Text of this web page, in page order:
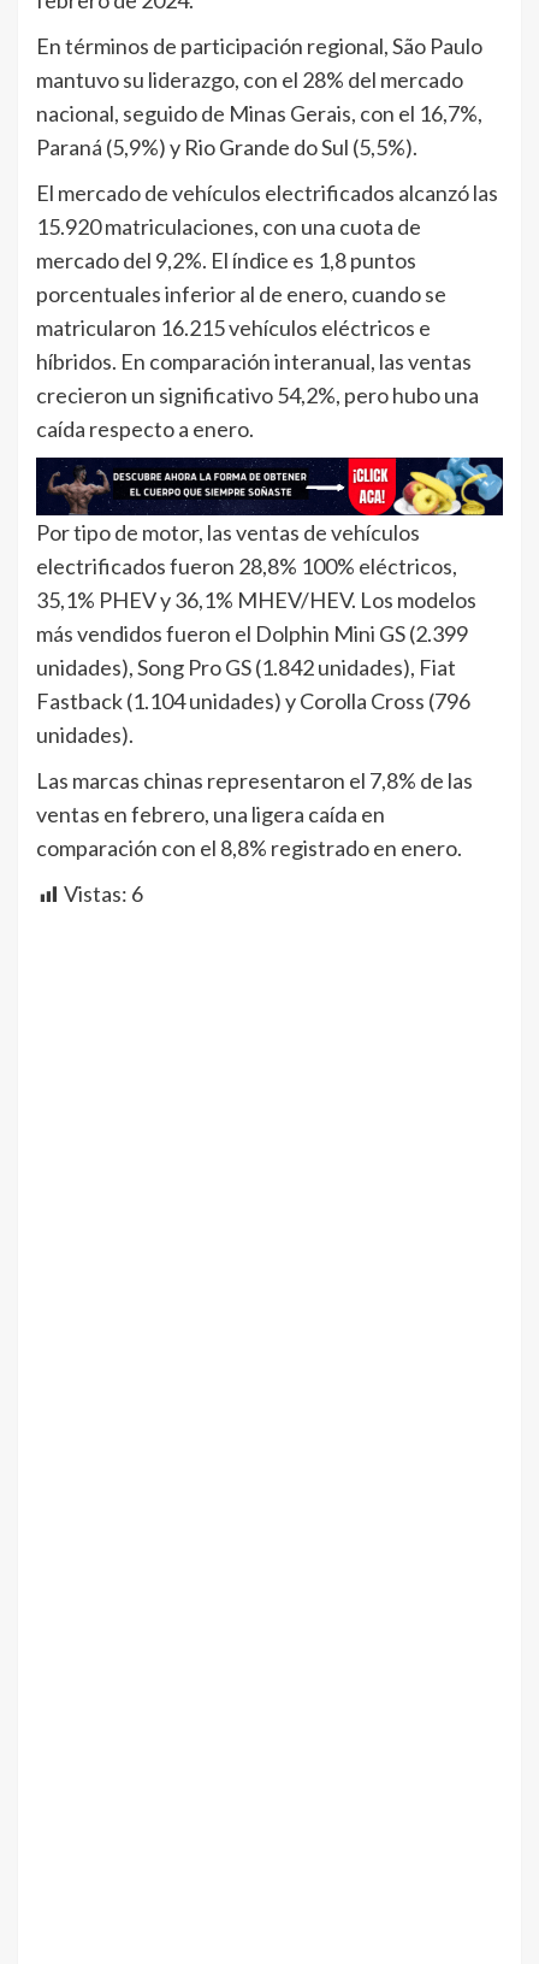
En términos de participación regional, São Paulo
mantuvo su liderazgo, con el 28% del mercado
nacional, seguido de Minas Gerais, con el 16,7%,
Paraná (5,9%) y Rio Grande do Sul (5,5%).
El mercado de vehículos electrificados alcanzó las
15.920 matriculaciones, con una cuota de
mercado del 9,2%. El índice es 1,8 puntos
porcentuales inferior al de enero, cuando se
matricularon 16.215 vehículos eléctricos e
híbridos. En comparación interanual, las ventas
crecieron un significativo 54,2%, pero hubo una
caída respecto a enero.
Por tipo de motor, las ventas de vehículos
electrificados fueron 28,8% 100% eléctricos,
35,1% PHEV y 36,1% MHEV/HEV. Los modelos
más vendidos fueron el Dolphin Mini GS (2.399
unidades), Song Pro GS (1.842 unidades), Fiat
Fastback (1.104 unidades) y Corolla Cross (796
unidades).
Las marcas chinas representaron el 7,8% de las
ventas en febrero, una ligera caída en
comparación con el 8,8% registrado en enero.
Vistas: 6